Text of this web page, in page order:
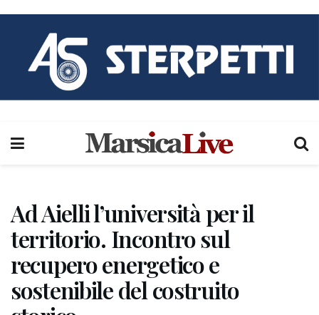
Ad Aielli l’università per il
territorio. Incontro sul
recupero energetico e
sostenibile del costruito